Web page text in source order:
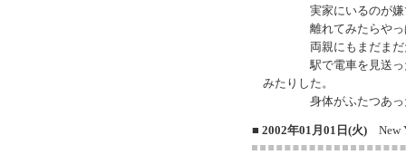
実家にいるのが嫌で
離れてみたらやっぱ
両親にもまだまだた
駅で電車を見送った
みたりした。
身体がふたつあった
■ 2002年01月01日(火) New